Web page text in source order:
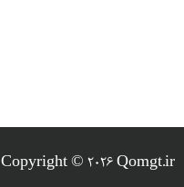
Copyright © 2026 Qomgt.ir